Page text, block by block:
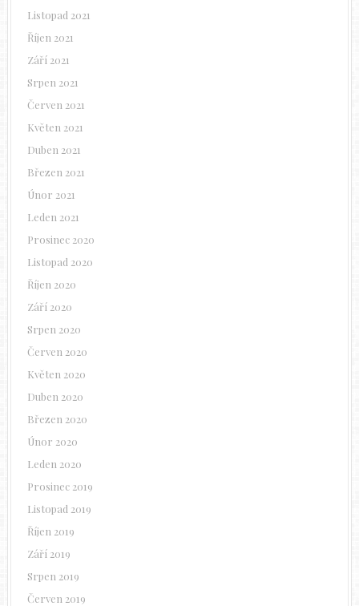
Listopad 2021
Říjen 2021
Září 2021
Srpen 2021
Červen 2021
Květen 2021
Duben 2021
Březen 2021
Únor 2021
Leden 2021
Prosinec 2020
Listopad 2020
Říjen 2020
Září 2020
Srpen 2020
Červen 2020
Květen 2020
Duben 2020
Březen 2020
Únor 2020
Leden 2020
Prosinec 2019
Listopad 2019
Říjen 2019
Září 2019
Srpen 2019
Červen 2019